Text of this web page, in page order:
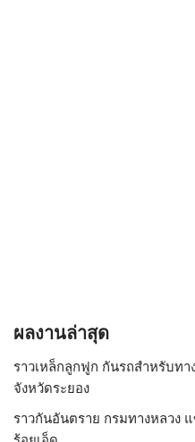
ผลงานล่าสุด
ราวเหล็กลูกฟูก กันรถสําหรับทา
จังหวัดระยอง
ราวกันอันตราย กรมทางหลวง